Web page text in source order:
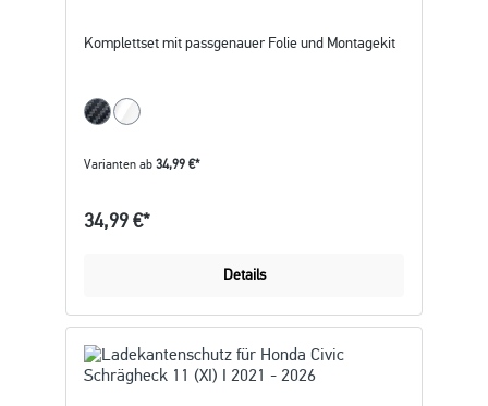
Komplettset mit passgenauer Folie und Montagekit
Varianten ab 34,99 €*
34,99 €*
Details